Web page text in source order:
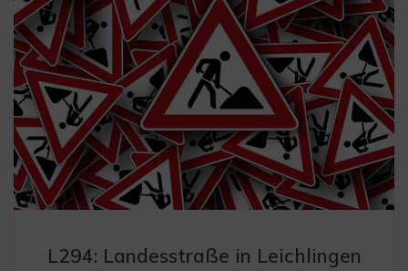
L294: Landesstraße in Leichlingen